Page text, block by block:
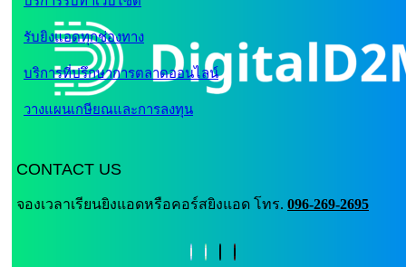
รับยิงแอดทุกช่องทาง
บริการที่ปรึกษาการตลาดออนไลน์
วางแผนเกษียณและการลงทุน
CONTACT US
จองเวลาเรียนยิงแอดหรือคอร์สยิงแอด โทร. 096-269-2695